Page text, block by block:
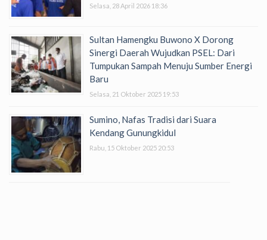
Selasa, 28 April 2026 18:36
Sultan Hamengku Buwono X Dorong
Sinergi Daerah Wujudkan PSEL: Dari
Tumpukan Sampah Menuju Sumber Energi
Baru
Selasa, 21 Oktober 2025 19:53
Sumino, Nafas Tradisi dari Suara
Kendang Gunungkidul
Rabu, 15 Oktober 2025 20:53